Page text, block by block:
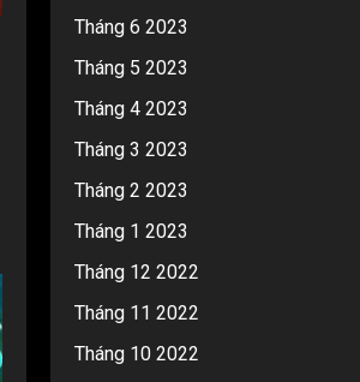
Tháng 6 2023
Tháng 5 2023
Tháng 4 2023
Tháng 3 2023
Tháng 2 2023
Tháng 1 2023
Tháng 12 2022
Tháng 11 2022
Tháng 10 2022